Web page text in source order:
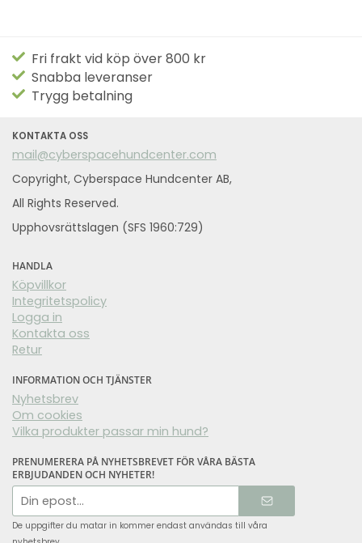
Fri frakt vid köp över 800 kr
Snabba leveranser
Trygg betalning
KONTAKTA OSS
mail@cyberspacehundcenter.com
Copyright, Cyberspace Hundcenter AB,
All Rights Reserved.
Upphovsrättslagen (SFS 1960:729)
HANDLA
Köpvillkor
Integritetspolicy
Logga in
Kontakta oss
Retur
INFORMATION OCH TJÄNSTER
Nyhetsbrev
Om cookies
Vilka produkter passar min hund?
PRENUMERERA PÅ NYHETSBREVET FÖR VÅRA BÄSTA
ERBJUDANDEN OCH NYHETER!
E-
postadress
De uppgifter du matar in kommer endast användas till våra